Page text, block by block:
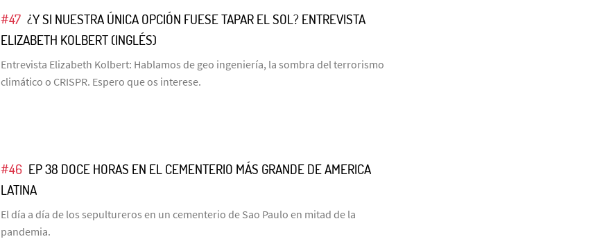
#47 ¿Y SI NUESTRA ÚNICA OPCIÓN FUESE TAPAR EL SOL? ENTREVISTA
ELIZABETH KOLBERT (INGLÉS)
Entrevista Elizabeth Kolbert: Hablamos de geo ingeniería, la sombra del terrorismo
climático o CRISPR. Espero que os interese.
#46 EP 38 DOCE HORAS EN EL CEMENTERIO MÁS GRANDE DE AMERICA
LATINA
El día a día de los sepultureros en un cementerio de Sao Paulo en mitad de la
pandemia.